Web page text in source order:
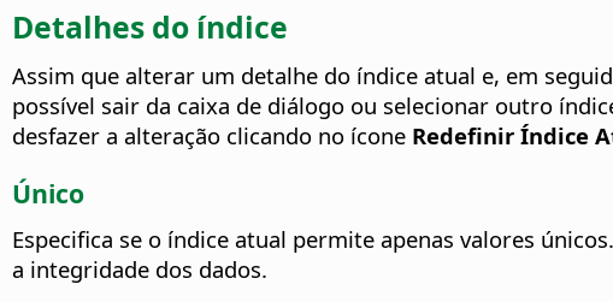
Detalhes do índice
Assim que alterar um detalhe do índice atual e, em
possível sair da caixa de diálogo ou selecionar outro
desfazer a alteração clicando no ícone Redefinir Índice
Único
Especifica se o índice atual permite apenas valores únicos.
a integridade dos dados.